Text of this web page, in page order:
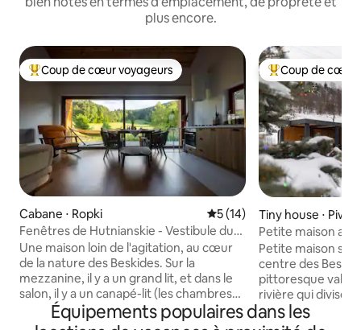
plus encore.
Coups de cœur voyageurs les plus appréciés
Coup de cœur voyageurs
Cabane ⋅ Ropki Évaluation moyenne sur la
5 (14)
Fenêtres de Hutnianskie - Vestibule du
ciel
Une maison loin de l'agitation, au cœur
de la nature des Beskides. ​Sur la
mezzanine, il y a un grand lit, et dans le
salon, il y a un canapé-lit (les chambres
ne sont pas séparées), une cuisine bien
équipée, des toilettes chauffées, un
Coups de cœur
Coup de cœur
Tiny house ⋅
Petite maison
montagnes,
Petite maison
centre des
pittoresque vallée
rivière qui divise
de Radziejowa et
Piwniczna-Zdrój,
Équipements populaires dans les